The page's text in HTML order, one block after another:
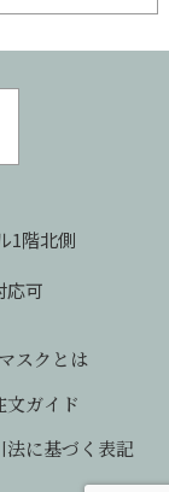
1階北側
応可
スクとは
文ガイド
法に基づく表記